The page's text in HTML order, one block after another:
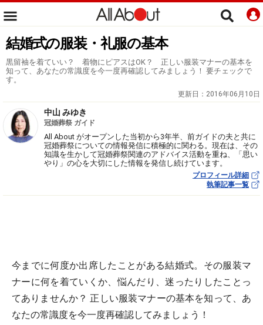
結婚式の服装・礼服の基本
黒留袖を着ていい？ 着物にピアスはOK？ 正しい服装マナーの基本を
知って、あなたの常識度を今一度再確認してみましょう！ 要チェックで
す。
更新日： 2016年06月10日
中山 みゆき
冠婚葬祭 ガイド
All About がオープンした当初から3年半、前ガイドの夫と共に
冠婚葬祭についての情報発信に積極的に関わる。現在は、その
知識を生かして冠婚葬祭関連のアドバイス活動を重ね、「思い
やり」の心を大切にした情報を発信し続けています。
プロフィール詳細
執筆記事一覧
今までに何度か出席したことがある結婚式。その服装マ
ナーに何を着ていくか、悩んだり、迷ったりしたことっ
てありませんか？ 正しい服装マナーの基本を知って、あ
なたの常識度を今一度再確認してみましょう！